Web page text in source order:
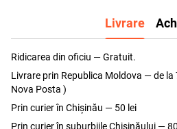
Livrare
Ridicarea din oficiu — Gratuit.
Livrare prin Republica Moldova — de
Nova Posta )
Prin curier în Chișinău — 50 lei
Prin curier în suburbiile Chişinăului —